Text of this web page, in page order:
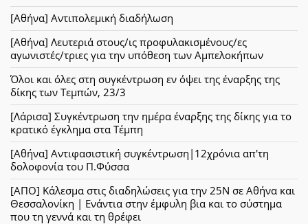
[Αθήνα] Αντιπολεμική διαδήλωση
[Αθήνα] Λευτεριά στους/ις προφυλακισμένους/ες
αγωνιστές/τριες για την υπόθεση των Αμπελοκήπων
Όλοι και όλες στη συγκέντρωση εν όψει της έναρξης της
δίκης των Τεμπών, 23/3
[Λάρισα] Συγκέντρωση την ημέρα έναρξης της δίκης για το
κρατικό έγκλημα στα Τέμπη
[Αθήνα] Αντιφασιστική συγκέντρωση|12χρόνια απ'τη
δολοφονία του Π.Φύσσα
[ΑΠΟ] Κάλεσμα στις διαδηλώσεις για την 25Ν σε Αθήνα και
Θεσσαλονίκη | Ενάντια στην έμφυλη βια και το σύστημα
που τη γεννά και τη θρέφει